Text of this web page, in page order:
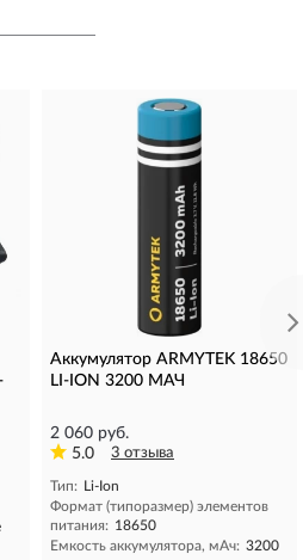
Аккумулятор ARMYTEK 18650
LI-ION 3200 МАЧ
2 060 руб.
5.0
3 отзыва
Тип: Li-Ion
Формат (типоразмер) элементов
питания: 18650
Емкость аккумулятора, мAч: 3200